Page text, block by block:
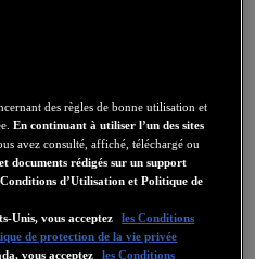
CPL eCafé Cartes Video
des règles de bonne utilisation et
En continuant à utiliser l’un des sites
avez consulté, affiché, téléchargé ou
documents rédigés sur un support
d’Utilisation et Politique de
Unis, vous acceptez
les Conditions
de protection de la vie privée
vous acceptez
les Conditions